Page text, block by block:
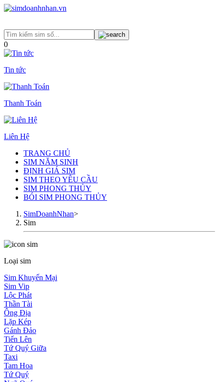
0
Tin tức
Thanh Toán
Liên Hệ
TRANG CHỦ
SIM NĂM SINH
ĐỊNH GIÁ SIM
SIM THEO YÊU CẦU
SIM PHONG THỦY
BÓI SIM PHONG THỦY
SimDoanhNhan>
Sim
Loại sim
Sim Khuyến Mại
Sim Vip
Lộc Phát
Thần Tài
Ông Địa
Lặp Kép
Gánh Đảo
Tiến Lên
Tứ Quý Giữa
Taxi
Tam Hoa
Tứ Quý